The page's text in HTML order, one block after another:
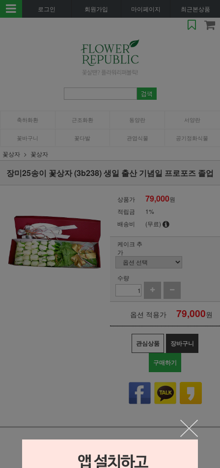
로그인 회원가입 마이페이지 최근본상품
축하화환 근조화환 동양란 서양란
꽃바구니 꽃다발 관엽식물 공기정화식물
꽃상자 꽃상자
장미25송이 꽃상자 (3b238) 생일 출산 기념일 프로포즈 졸업
상품가 79,000원
적립금
1%
배송비
(무료)
케이크 추
가
수량
옵션 적용가 79,000원
관심상품 장바구니
구매하기
상세정보 새창 열기